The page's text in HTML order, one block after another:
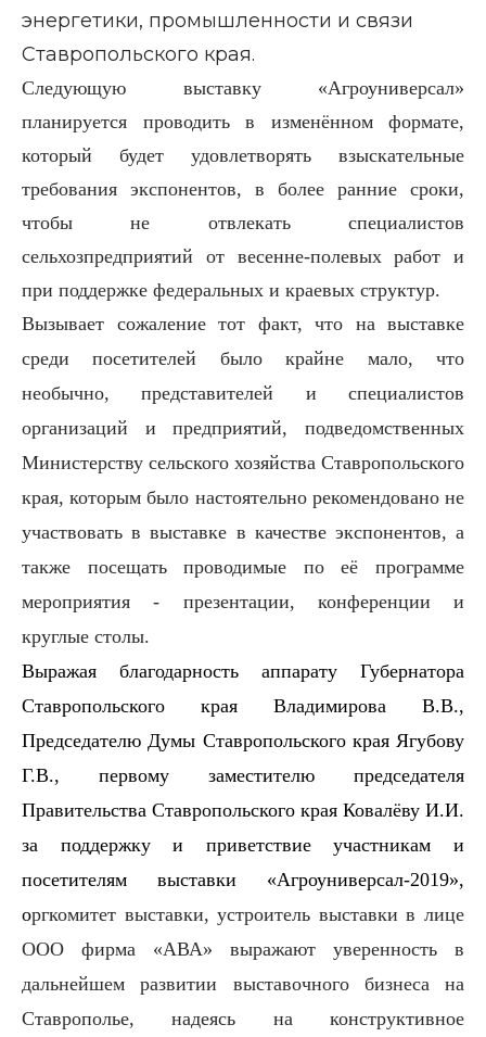
энергетики, промышленности и связи
Ставропольского края.
Следующую выставку «Агроуниверсал»
планируется проводить в изменённом формате,
который будет удовлетворять взыскательные
требования экспонентов, в более ранние сроки,
чтобы не отвлекать специалистов
сельхозпредприятий от весенне-полевых работ и
при поддержке федеральных и краевых структур.
Вызывает сожаление тот факт, что на выставке
среди посетителей было крайне мало, что
необычно, представителей и специалистов
организаций и предприятий, подведомственных
Министерству сельского хозяйства Ставропольского
края, которым было настоятельно рекомендовано не
участвовать в выставке в качестве экспонентов, а
также посещать проводимые по её программе
мероприятия - презентации, конференции и
круглые столы.
Выражая благодарность аппарату Губернатора
Ставропольского края Владимирова В.В.,
Председателю Думы Ставропольского края Ягубову
Г.В., первому заместителю председателя
Правительства Ставропольского края Ковалёву И.И.
за поддержку и приветствие участникам и
посетителям выставки «Агроуниверсал-2019»,
оргкомитет выставки, устроитель выставки в лице
ООО фирма «АВА» выражают уверенность в
дальнейшем развитии выставочного бизнеса на
Ставрополье, надеясь на конструктивное